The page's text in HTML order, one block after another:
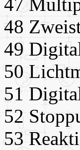
47
48
49
50
51
52
53